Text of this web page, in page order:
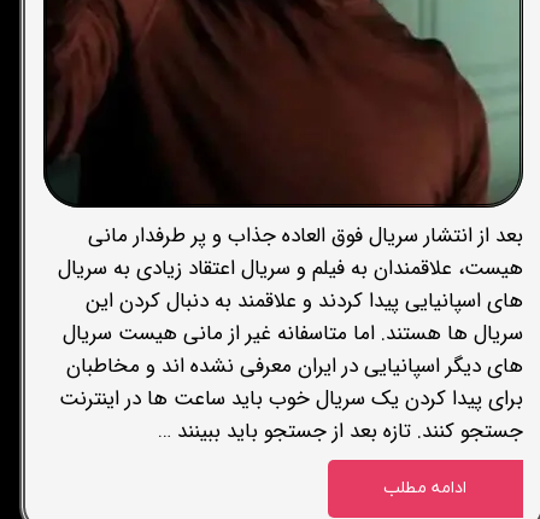
بعد از انتشار سریال فوق العاده جذاب و پر طرفدار مانی
هیست، علاقمندان به فیلم و سریال اعتقاد زیادی به سریال
های اسپانیایی پیدا کردند و علاقمند به دنبال کردن این
سریال ها هستند. اما متاسفانه غیر از مانی هیست سریال
های دیگر اسپانیایی در ایران معرفی نشده اند و مخاطبان
برای پیدا کردن یک سریال خوب باید ساعت ها در اینترنت
جستجو کنند. تازه بعد از جستجو باید ببینند …
ادامه مطلب